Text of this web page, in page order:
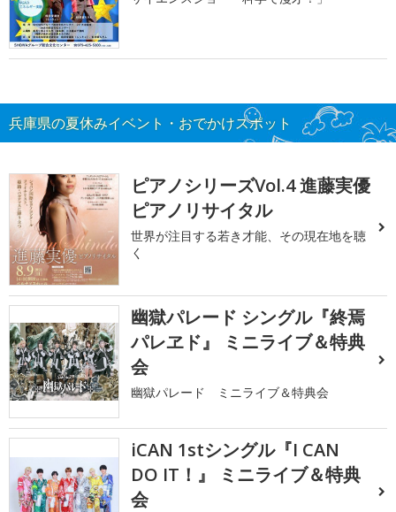
兵庫県の夏休みイベント・おでかけスポット
ピアノシリーズVol.4 進藤実優
ピアノリサイタル
世界が注目する若き才能、その現在地を聴
く
幽獄パレード シングル『終焉
パレヱド』 ミニライブ＆特典
会
幽獄パレード ミニライブ＆特典会
iCAN 1stシングル『I CAN
DO IT！』 ミニライブ＆特典
会